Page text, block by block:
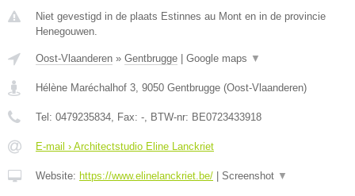
Niet gevestigd in de plaats Estinnes au Mont en in de provincie
Henegouwen.
Oost-Vlaanderen » Gentbrugge Google maps ▼
Hélène Maréchalhof 3, 9050 Gentbrugge (Oost-Vlaanderen)
Tel: 0479235834, Fax: -, BTW-nr: BE0723433918
E-mail › Architectstudio Eline Lanckriet
Website: https://www.elinelanckriet.be/ Screenshot ▼